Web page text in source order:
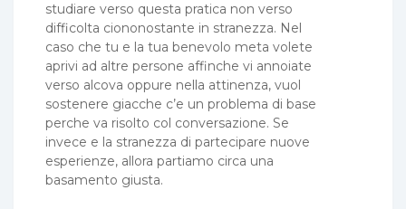
studiare verso questa pratica non verso
difficolta ciononostante in stranezza. Nel
caso che tu e la tua benevolo meta volete
aprivi ad altre persone affinche vi annoiate
verso alcova oppure nella attinenza, vuol
sostenere giacche c’e un problema di base
perche va risolto col conversazione. Se
invece e la stranezza di partecipare nuove
esperienze, allora partiamo circa una
basamento giusta.